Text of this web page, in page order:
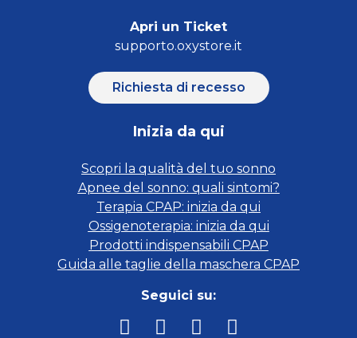
Apri un Ticket
supporto.oxystore.it
Richiesta di recesso
Inizia da qui
Scopri la qualità del tuo sonno
Apnee del sonno: quali sintomi?
Terapia CPAP: inizia da qui
Ossigenoterapia: inizia da qui
Prodotti indispensabili CPAP
Guida alle taglie della maschera CPAP
Seguici su: